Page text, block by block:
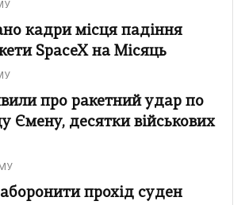
кадри місця падіння
SpaceX на Місяць
про ракетний удар по
Ємену, десятки військових
прохід суден